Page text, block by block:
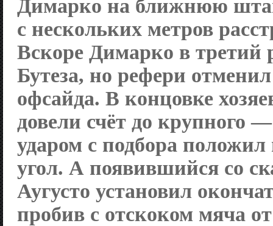
Димарко на ближнюю
с нескольких метров
Вскоре Димарко в третий
Бутеза, но рефери отменил
офсайда. В концовке
довели счёт до крупного
ударом с подбора
угол. А появившийся со
Аугусто установил
пробив с отскоком мяча